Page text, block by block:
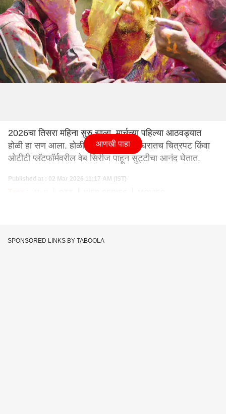
2026चा तिसरा महिना सुरु झाला. मार्चच्या पहिल्या आठवड्यात
होळी हा सण आला. होळी निमित्त काही जण घरातच चित्रपट किंवा
ओटीटी प्लॅटफॉर्मवरील वेब सिरीज पाहून सुट्टीचा आनंद घेतात.
Published at : 02 Mar 2026 11:17 AM (IST)
आणखी पाहा
SPONSORED LINKS BY TABOOLA